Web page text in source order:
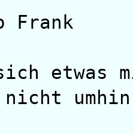
Frank
etwas
umhin